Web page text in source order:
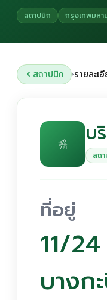
สถาปนิก กรุงเทพมหา
สถาปนิก ›รายละเ
บ
สถ
ที่อยู่
11/
บางก